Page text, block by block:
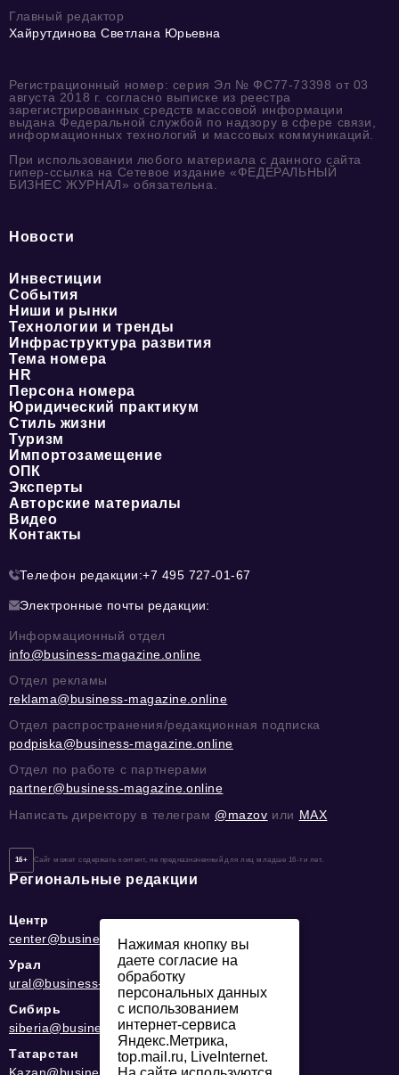
Главный редактор
Хайрутдинова Светлана Юрьевна
Регистрационный номер: серия Эл № ФС77-73398 от 03
августа 2018 г. согласно выписке из реестра
зарегистрированных средств массовой информации
выдана Федеральной службой по надзору в сфере связи,
информационных технологий и массовых коммуникаций.
При использовании любого материала с данного сайта
гипер-ссылка на Сетевое издание «ФЕДЕРАЛЬНЫЙ
БИЗНЕС ЖУРНАЛ» обязательна.
Новости
Инвестиции
События
Ниши и рынки
Технологии и тренды
Инфраструктура развития
Тема номера
HR
Персона номера
Юридический практикум
Стиль жизни
Туризм
Импортозамещение
ОПК
Эксперты
Авторские материалы
Видео
Контакты
Телефон редакции:+7 495 727-01-67
Электронные почты редакции:
Информационный отдел
info@business-magazine.online
Отдел рекламы
reklama@business-magazine.online
Отдел распространения/редакционная подписка
podpiska@business-magazine.online
Отдел по работе с партнерами
partner@business-magazine.online
Написать директору в телеграм @mazov или MAX
16+ Сайт может содержать контент, не предназначенный для лиц младше 16-ти лет.
Региональные редакции
Центр
center@business-magazine.online
Урал
ural@business-magazine.online
Сибирь
siberia@business-magazine.online
Татарстан
Kazan@business-magazine.online
Нажимая кнопку вы
даете согласие на
обработку
персональных данных
с использованием
интернет-сервиса
Яндекс.Метрика,
top.mail.ru, LiveInternet.